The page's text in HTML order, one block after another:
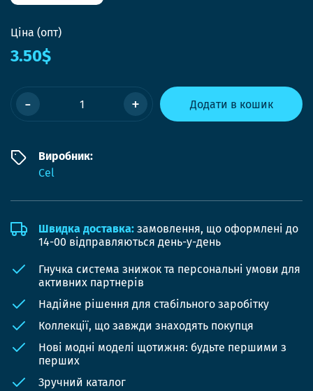
Ціна (опт)
3.50$
- + Додати в кошик
Виробник:
Cel
Швидка доставка: замовлення, що оформлені до
14-00 відправляються день-у-день
Гнучка система знижок та персональні умови для
активних партнерів
Надійне рішення для стабільного заробітку
Коллекції, що завжди знаходять покупця
Нові модні моделі щотижня: будьте першими з
перших
Зручний каталог